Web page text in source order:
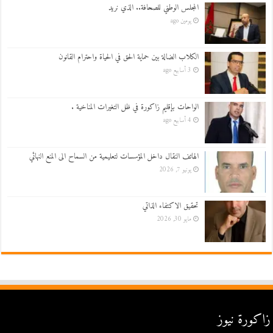
المجلس الوطني للصحافة.. الذي نريد
يومين ago
الكلاب الضالة بين حماية الحق في الحياة واحترام القانون
3 أسابيع ago
الواحات بإقليم زاكورة في ظل التغيرات المناخية .
4 أسابيع ago
الهاتف النقال داخل المؤسسات لتعليمية من السماح الى المنع النهائي
يونيو 7, 2026
تحقيق الاكتفاء الذاتي
مايو 30, 2026
زاكورة نيوز